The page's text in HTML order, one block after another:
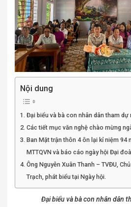
Nội dung
Đại biểu và bà con nhân dân tham dự
Các tiết mục văn nghệ chào mừng
Ban Mặt trận thôn 4 ôn lại kỉ niệm 94
MTTQVN và báo cáo ngày hội Đại
Ông Nguyễn Xuân Thanh – TVĐU,
Trạch, phát biểu tại Ngày hội.
Đại biểu và bà con nhân dân